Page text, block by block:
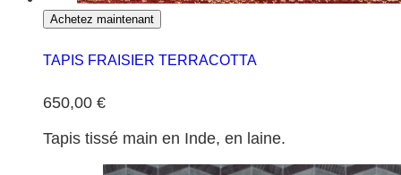
Achetez maintenant
TAPIS FRAISIER TERRACOTTA
650,00 €
Tapis tissé main en Inde, en laine.